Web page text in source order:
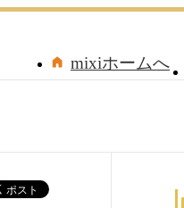
mixiホームへ